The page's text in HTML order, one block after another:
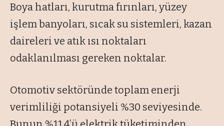
Boya hatları, kurutma fırınları, yüzey
işlem banyoları, sıcak su sistemleri, kazan
daireleri ve atık ısı noktaları
odaklanılması gereken noktalar.
Otomotiv sektöründe toplam enerji
verimliliği potansiyeli %30 seviyesinde.